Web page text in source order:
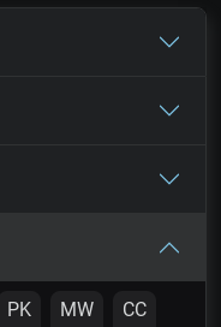
PK MW CC